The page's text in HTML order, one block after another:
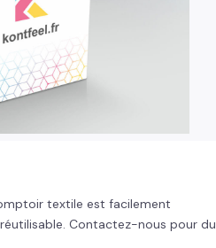
textile est facilement
Contactez-nous pour du